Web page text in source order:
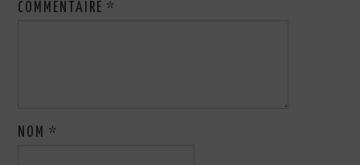
COMMENTAIRE*
NOM*